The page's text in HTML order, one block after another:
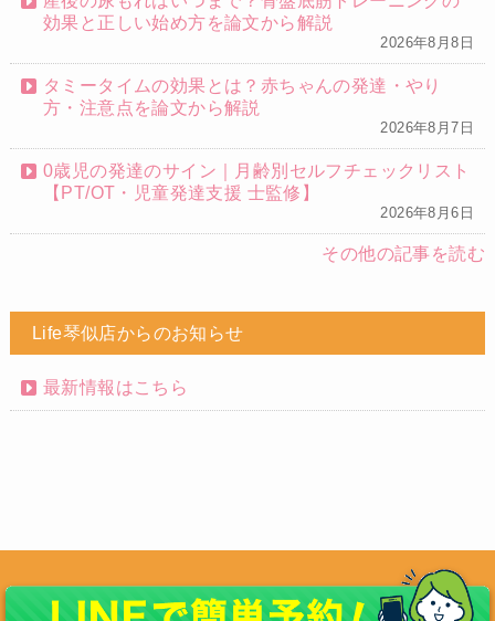
効果と正しい始め方を論文から解説
2026年8月8日
タミータイムの効果とは？赤ちゃんの発達・やり
方・注意点を論文から解説
2026年8月7日
0歳児の発達のサイン｜月齢別セルフチェックリスト
【PT/OT・児童発達支援 士監修】
2026年8月6日
その他の記事を読む
Life琴似店からのお知らせ
最新情報はこちら